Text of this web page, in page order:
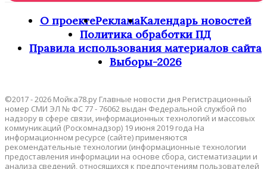
О проектеРекламаКалендарь новостей
Политика обработки ПД
Правила использования материалов сайта
Выборы-2026
©2017 - 2026 Мойка78.ру Главные новости дня Регистрационный
номер СМИ ЭЛ № ФС 77 - 76062 выдан Федеральной службой по
надзору в сфере связи, информационных технологий и массовых
коммуникаций (Роскомнадзор) 19 июня 2019 года На
информационном ресурсе (сайте) применяются
рекомендательные технологии (информационные технологии
предоставления информации на основе сбора, систематизации и
анализа сведений, относящихся к предпочтениям пользователей